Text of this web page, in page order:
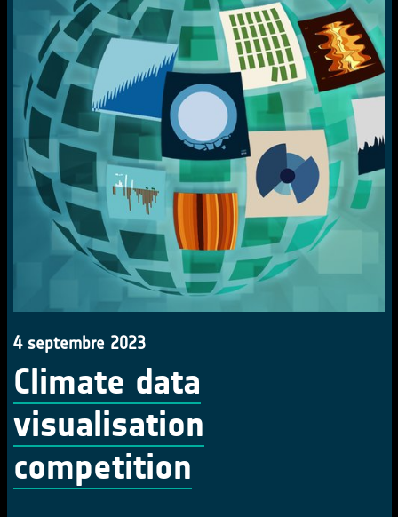
4 septembre 2023
Climate data
visualisation
competition